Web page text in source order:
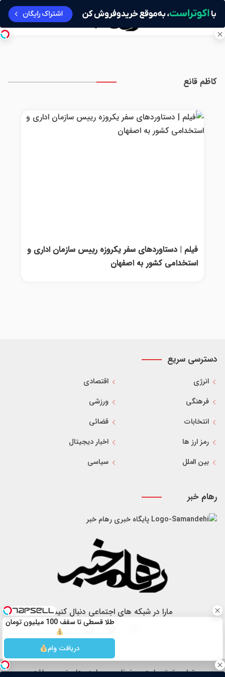
کاظم قانع
فیلم | دستاوردهای سفر یکروزه رییس سازمان اداری و
استخدامی کشور به اصفهان
دسترسی سریع
انرژی
اقتصادی
فرهنگی
ورزشی
انتخابات
قضائی
رمز ارز ها
اخبار دیجیتال
بین الملل
سیاسی
رهام خبر
پایگاه خبری رهام خبر
مارا در شبکه های اجتماعی دنبال کنید
تمام حقوق سایت محفوظ و مربوط به رهام خبر می باشد.
طلا قسطی تا سقف 100 میلیون تومان
دریافت وام